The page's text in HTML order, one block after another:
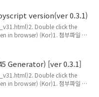
6/45
: ..
version(ver 0.3.1)
Double click the
browser) (Kor)1. 첨부파일 다
클릭 (또는 다운로드 파일 브라
version : 0.3.1 date : 2024-
Generator) [ver 0.3.1]
Double click the
browser) (Kor)1. 첨부파일 다
클릭 (또는 다운로드 파일 브라